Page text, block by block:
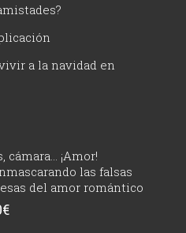
a la navidad en
cámara... ¡Amor!
las falsas
del amor romántico
€